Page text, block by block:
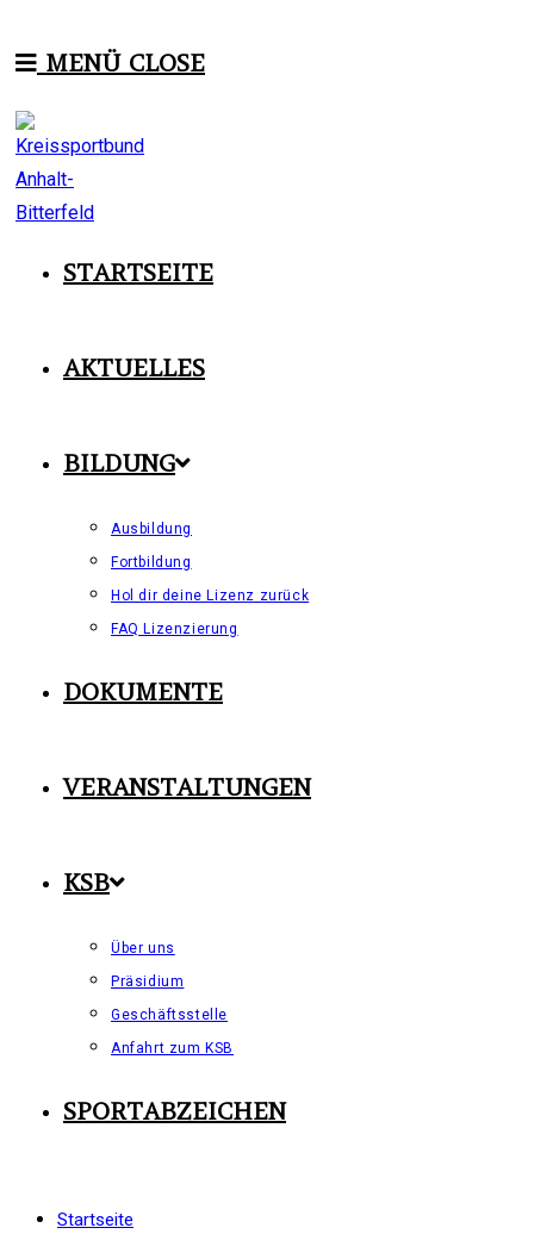
InhaltMENÜ CLOSE
STARTSEITE
AKTUELLES
BILDUNG
Ausbildung
Fortbildung
Hol dir deine Lizenz zurück
FAQ Lizenzierung
DOKUMENTE
VERANSTALTUNGEN
KSB
Über uns
Präsidium
Geschäftsstelle
Anfahrt zum KSB
SPORTABZEICHEN
Startseite